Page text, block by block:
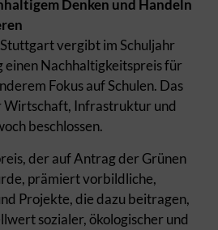
Denken und Handeln
vergibt im Schuljahr
Nachhaltigkeitspreis für
Fokus auf Schulen. Das
Wirtschaft, Infrastruktur und
beschlossen.
der auf Antrag der Grünen
prämiert vorbildliche,
Projekte, die dazu beitragen,
sozialer, ökologischer und